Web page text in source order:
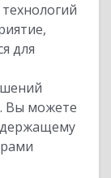
для
Вы можете